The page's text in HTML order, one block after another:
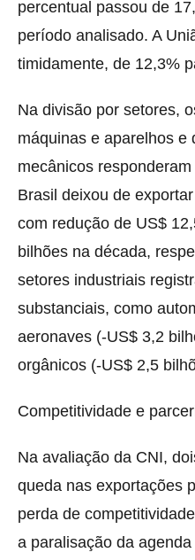
percentual passou de
período analisado. A
timidamente, de 12,3%
Na divisão por setores,
máquinas e aparelhos e
mecânicos
Brasil deixou de
com redução de US$
bilhões na década,
setores industriais
substanciais, como
aeronaves (-US$ 3,2
orgânicos (-US$ 2,5
Competitividade e
Na avaliação da CNI,
queda nas exportações
perda de
a paralisação da